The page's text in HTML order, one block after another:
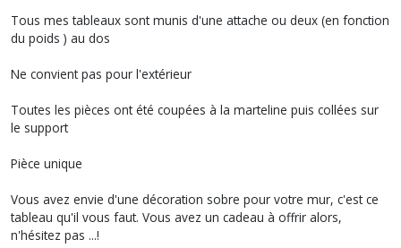
Tous mes tableaux sont munis d'une attache ou deux (en fonction
du poids ) au dos
Ne convient pas pour l'extérieur
Toutes les pièces ont été coupées à la marteline puis collées sur
le support
Pièce unique
Vous avez envie d'une décoration sobre pour votre mur, c'est ce
tableau qu'il vous faut. Vous avez un cadeau à offrir alors,
n'hésitez pas ...!